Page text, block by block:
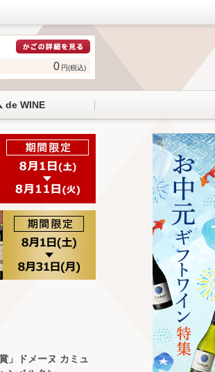
0 円(税込)
de WINE
」ドメーヌ カミュ